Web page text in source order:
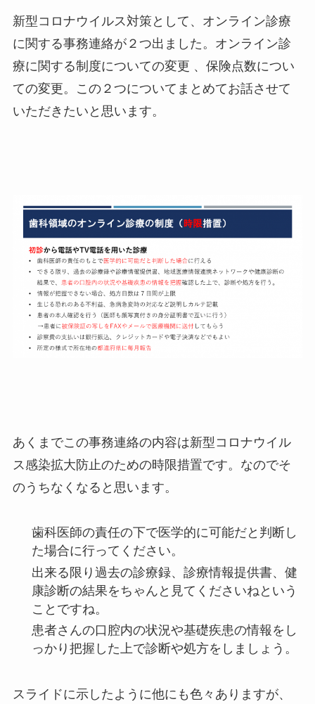
新型コロナウイルス対策として、オンライン診療
に関する事務連絡が２つ出ました。オンライン診
療に関する制度についての変更 、保険点数につい
ての変更。この２つについてまとめてお話させて
いただきたいと思います。
あくまでこの事務連絡の内容は新型コロナウイル
ス感染拡大防止のための時限措置です。なのでそ
のうちなくなると思います。
歯科医師の責任の下で医学的に可能だと判断し
た場合に行ってください。
出来る限り過去の診療録、診療情報提供書、健
康診断の結果をちゃんと見てくださいねという
ことですね。
患者さんの口腔内の状況や基礎疾患の情報をし
っかり把握した上で診断や処方をしましょう。
スライドに示したように他にも色々ありますが、